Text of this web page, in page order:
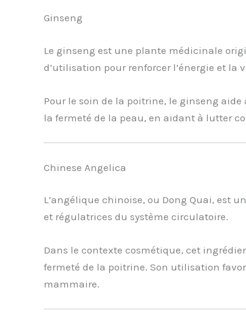
Ginseng
Le ginseng est une plante médicinale
d’utilisation pour renforcer l’énergie et la
Pour le soin de la poitrine, le ginseng
la fermeté de la peau, en aidant à lutter
Chinese Angelica
L’angélique chinoise, ou Dong Quai, est
et régulatrices du système circulatoire.
Dans le contexte cosmétique, cet
fermeté de la poitrine. Son utilisation
mammaire.